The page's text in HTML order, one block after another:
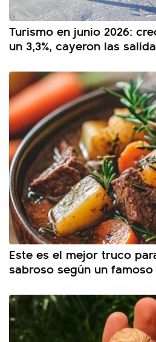
Turismo en junio 2026:
un 3,3%, cayeron las
Este es el mejor truco
sabroso según un